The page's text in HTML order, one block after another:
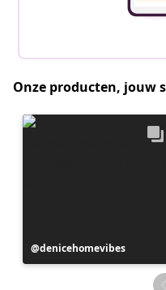
Onze producten, jouw
Bericht
gepubliceerd
denicehomevibes